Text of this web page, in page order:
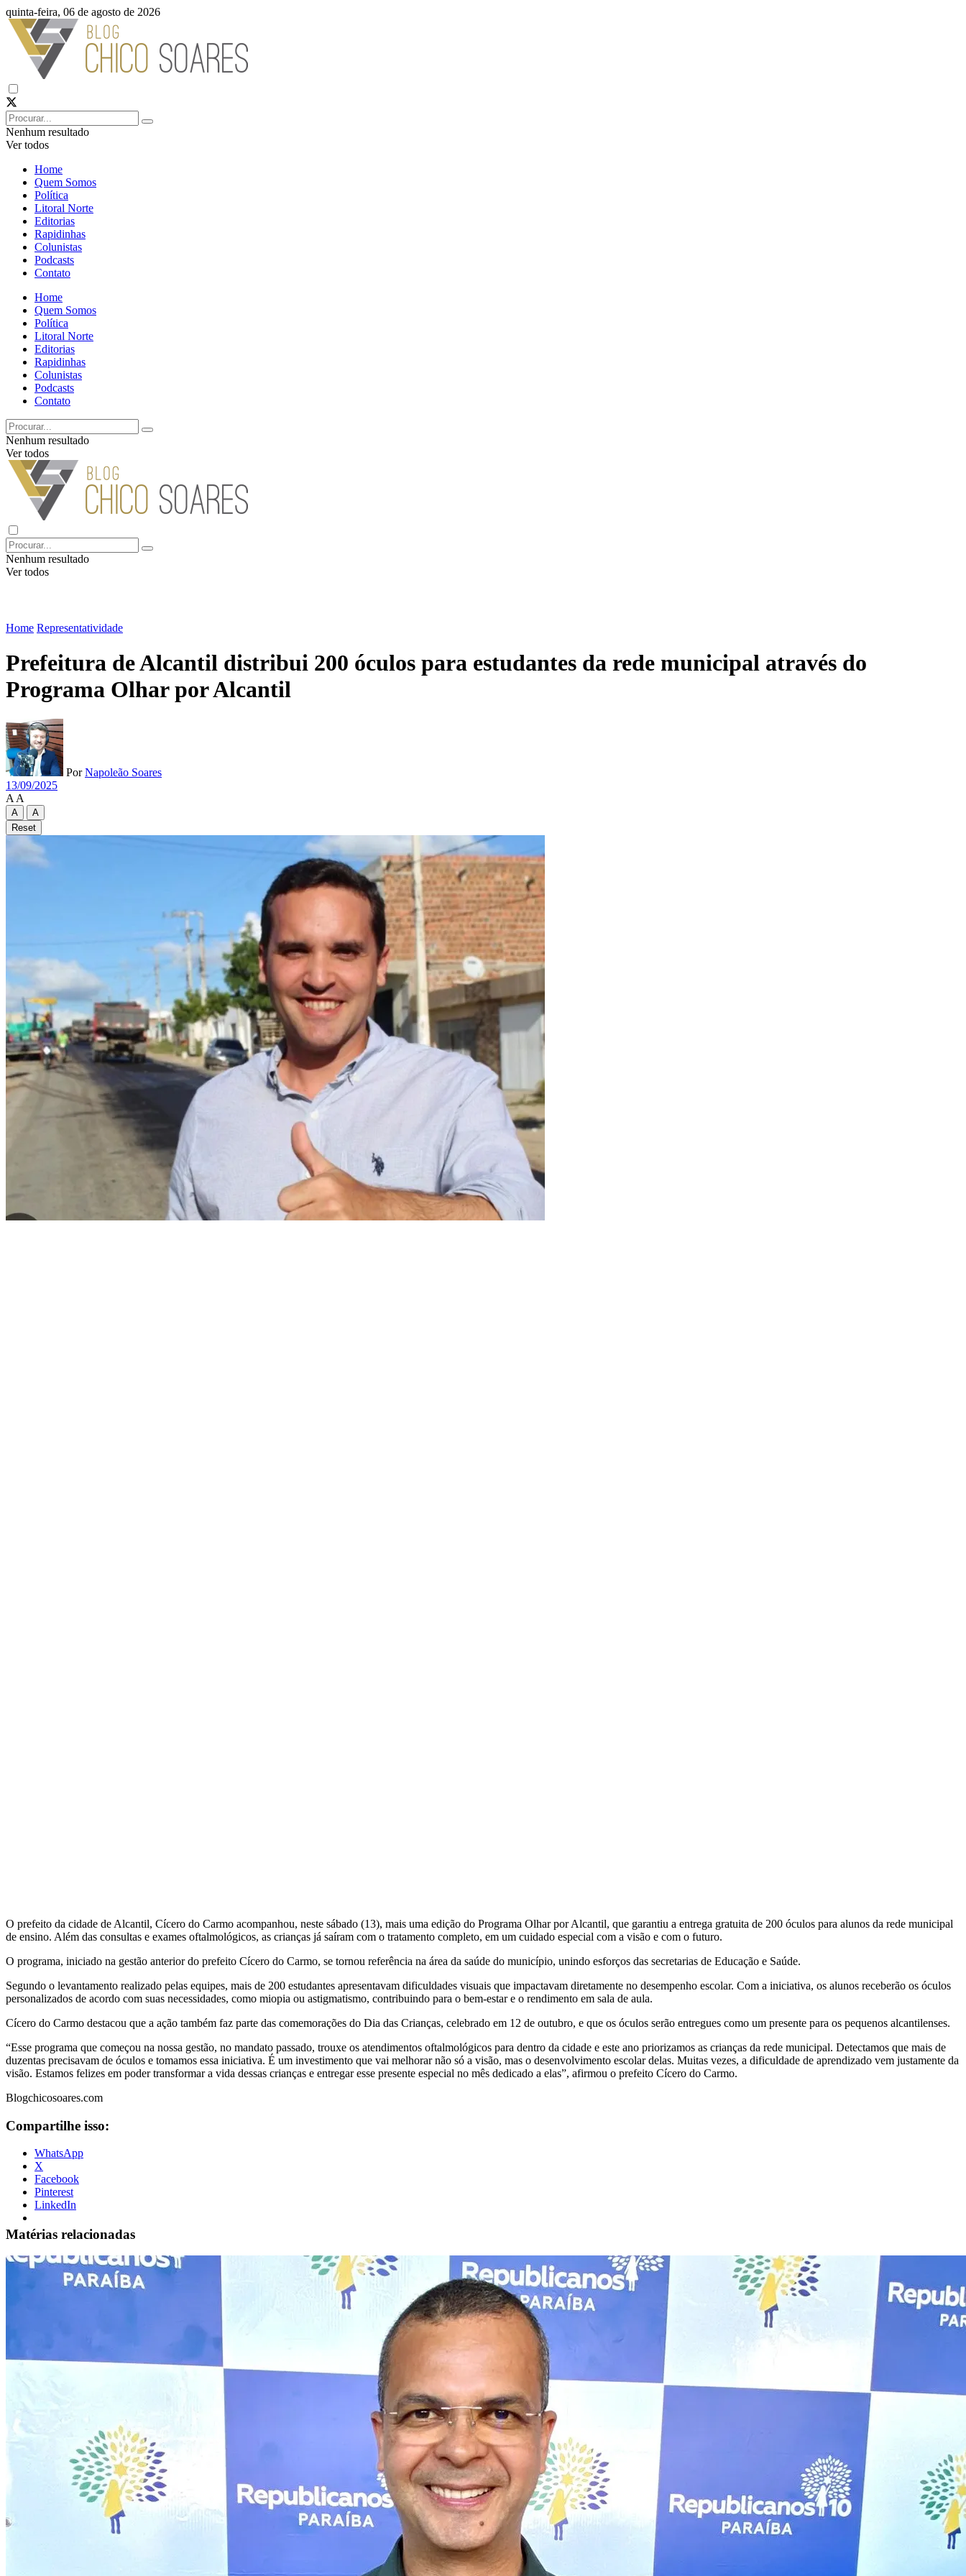
quinta-feira, 06 de agosto de 2026
Nenhum resultado
Ver todos
Home
Quem Somos
Política
Litoral Norte
Editorias
Rapidinhas
Colunistas
Podcasts
Contato
Home
Quem Somos
Política
Litoral Norte
Editorias
Rapidinhas
Colunistas
Podcasts
Contato
Nenhum resultado
Ver todos
Nenhum resultado
Ver todos
Home Representatividade
Prefeitura de Alcantil distribui 200 óculos para estudantes da rede municipal através do
Programa Olhar por Alcantil
Por Napoleão Soares
13/09/2025
A A
A
A
Reset
O prefeito da cidade de Alcantil, Cícero do Carmo acompanhou, neste sábado (13), mais uma edição do Programa Olhar por Alcantil, que garantiu a entrega gratuita de 200 óculos para alunos da rede municipal
de ensino. Além das consultas e exames oftalmológicos, as crianças já saíram com o tratamento completo, em um cuidado especial com a visão e com o futuro.
O programa, iniciado na gestão anterior do prefeito Cícero do Carmo, se tornou referência na área da saúde do município, unindo esforços das secretarias de Educação e Saúde.
Segundo o levantamento realizado pelas equipes, mais de 200 estudantes apresentavam dificuldades visuais que impactavam diretamente no desempenho escolar. Com a iniciativa, os alunos receberão os óculos
personalizados de acordo com suas necessidades, como miopia ou astigmatismo, contribuindo para o bem-estar e o rendimento em sala de aula.
Cícero do Carmo destacou que a ação também faz parte das comemorações do Dia das Crianças, celebrado em 12 de outubro, e que os óculos serão entregues como um presente para os pequenos alcantilenses.
“Esse programa que começou na nossa gestão, no mandato passado, trouxe os atendimentos oftalmológicos para dentro da cidade e este ano priorizamos as crianças da rede municipal. Detectamos que mais de
duzentas precisavam de óculos e tomamos essa iniciativa. É um investimento que vai melhorar não só a visão, mas o desenvolvimento escolar delas. Muitas vezes, a dificuldade de aprendizado vem justamente da
visão. Estamos felizes em poder transformar a vida dessas crianças e entregar esse presente especial no mês dedicado a elas”, afirmou o prefeito Cícero do Carmo.
Blogchicosoares.com
Compartilhe isso:
WhatsApp
X
Facebook
Pinterest
LinkedIn
Matérias relacionadas